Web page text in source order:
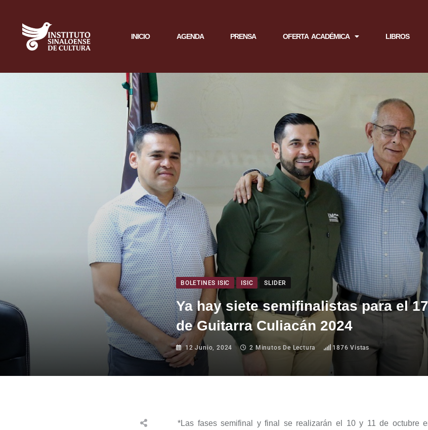
INICIO AGENDA PRENSA OFERTA ACADÉMICA LIBROS
BOLETINES ISIC ISIC SLIDER
Ya hay siete semifinalistas para el
de Guitarra Culiacán 2024
12 Junio, 2024 2 Minutos De Lectura 1876 Vistas
*Las fases semifinal y final se realizarán el 10y 11 de octubre